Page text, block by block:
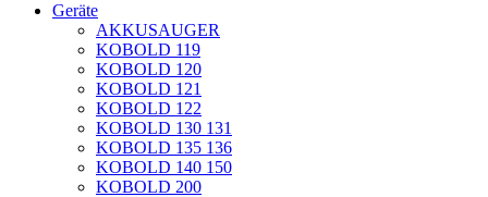
Geräte
AKKUSAUGER
KOBOLD 119
KOBOLD 120
KOBOLD 121
KOBOLD 122
KOBOLD 130 131
KOBOLD 135 136
KOBOLD 140 150
KOBOLD 200